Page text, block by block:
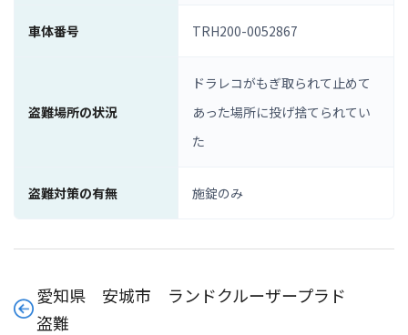
車体番号 TRH200-0052867
盗難場所の状況
ドラレコがもぎ取られて止めて
あった場所に投げ捨てられてい
た
盗難対策の有無 施錠のみ
愛知県 安城市 ランドクルーザープラド
盗難